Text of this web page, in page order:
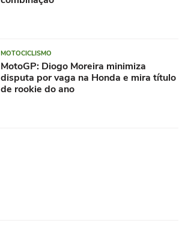
MOTOCICLISMO
MotoGP: Diogo Moreira minimiza
disputa por vaga na Honda e mira título
de rookie do ano